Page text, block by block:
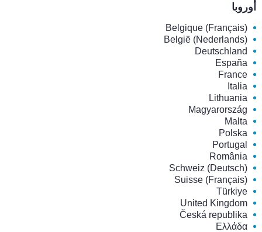
أوروبا
Belgique (Français)
België (Nederlands)
Deutschland
España
France
Italia
Lithuania
Magyarország
Malta
Polska
Portugal
România
Schweiz (Deutsch)
Suisse (Français)
Türkiye
United Kingdom
Česká republika
Ελλάδα